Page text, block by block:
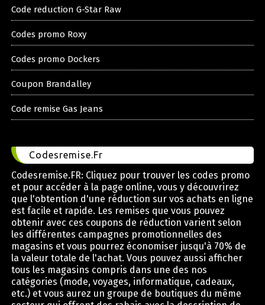
Code reduction G-Star Raw
Codes promo Roxy
Codes promo Dockers
Coupon Brandalley
Code remise Gas Jeans
Codesremise.Fr
Codesremise.FR: Cliquez pour trouver les codes promo
et pour accéder à la page online, vous y découvrirez
que l'obtention d'une réduction sur vos achats en ligne
est facile et rapide. Les remises que vous pouvez
obtenir avec ces coupons de réduction varient selon
les différentes campagnes promotionnelles des
magasins et vous pourrez économiser jusqu'à 70% de
la valeur totale de l'achat. Vous pouvez aussi afficher
tous les magasins compris dans une des nos
catégories (mode, voyages, informatique, cadeaux,
etc.) et vous aurez un groupe de boutiques du même